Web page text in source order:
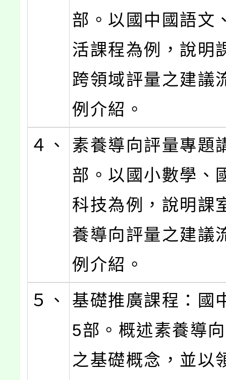
部。以國中國語文
活課程為例，說明
跨領域評量之建議
例介紹。
４、
素養導向評量專題
部。以國小數學、
科技為例，說明課
養導向評量之建議
例介紹。
５、
基礎推廣課程：國
5部。概述素養導
之基礎概念，並以